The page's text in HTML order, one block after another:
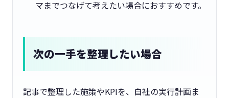
マまでつなげて考えたい場合におすすめです。
次の一手を整理したい場合
記事で整理した施策やKPIを、自社の実行計画ま